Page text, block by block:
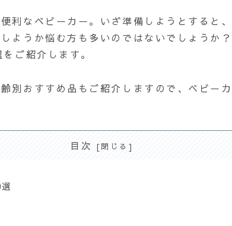
利なベビーカー。いざ準備しようとすると
ようか悩む方も多いのではないでしょうか
ご紹介します。
別おすすめ品もご紹介しますので、ベビー
目次